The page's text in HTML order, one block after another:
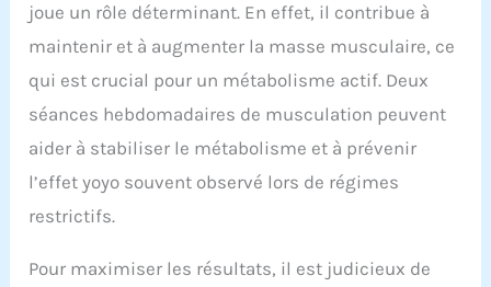
joue un rôle déterminant. En effet, il contribue à
maintenir et à augmenter la masse musculaire, ce
qui est crucial pour un métabolisme actif. Deux
séances hebdomadaires de musculation peuvent
aider à stabiliser le métabolisme et à prévenir
l’effet yoyo souvent observé lors de régimes
restrictifs.
Pour maximiser les résultats, il est judicieux de